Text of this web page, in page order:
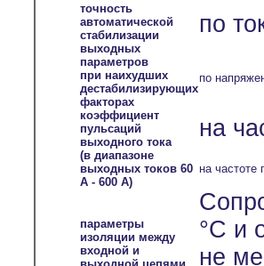
точность
автоматической
стабилизации
выходных
параметров
при наихудших
дестабилизирующих
факторах
по
по
коэффициент
пульсаций
выходного тока
(в диапазоне
выходных токов 60
А - 600 А)
на
на частоте
параметры
изоляции между
входной и
°С и
не